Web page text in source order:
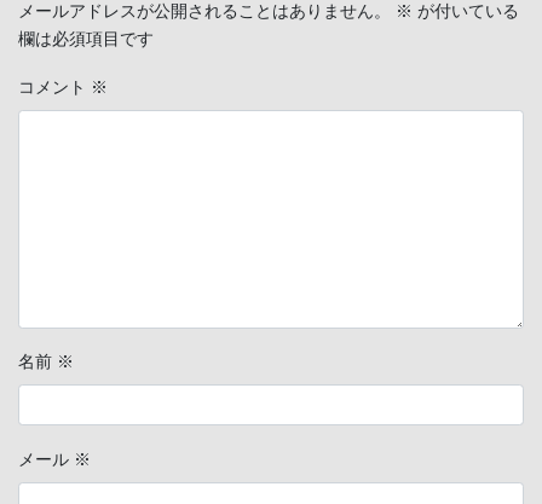
メールアドレスが公開されることはありません。 ※ が付いている
欄は必須項目です
コメント ※
名前 ※
メール ※